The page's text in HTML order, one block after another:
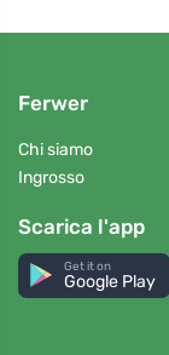
Ferwer
Chi siamo
Ingrosso
Scarica l'app
Get it on
Google Play